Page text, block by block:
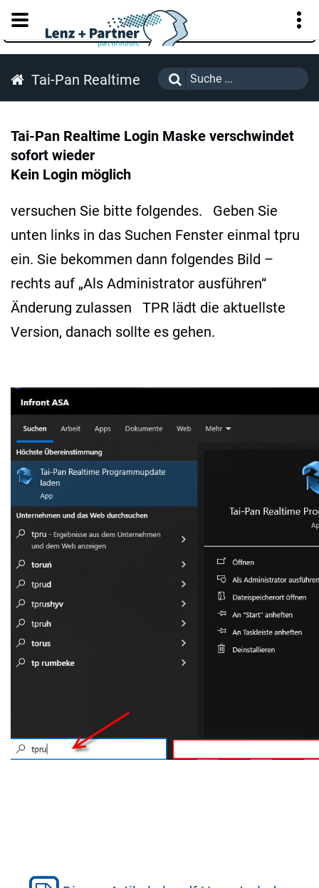
KUNDENPORTAL
Tai-Pan Realtime
Tai-Pan Realtime Login Maske verschwindet
sofort wieder
Kein Login möglich
versuchen Sie bitte folgendes. Geben Sie
unten links in das Suchen Fenster einmal tpru
ein. Sie bekommen dann folgendes Bild –
rechts auf „Als Administrator ausführen“
Änderung zulassen TPR lädt die aktuellste
Version, danach sollte es gehen.